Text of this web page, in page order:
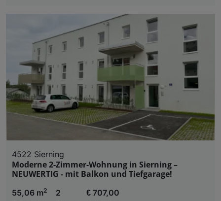
4522 Sierning
Moderne 2-Zimmer-Wohnung in Sierning –
NEUWERTIG - mit Balkon und Tiefgarage!
55,06 m2
2 € 707,00